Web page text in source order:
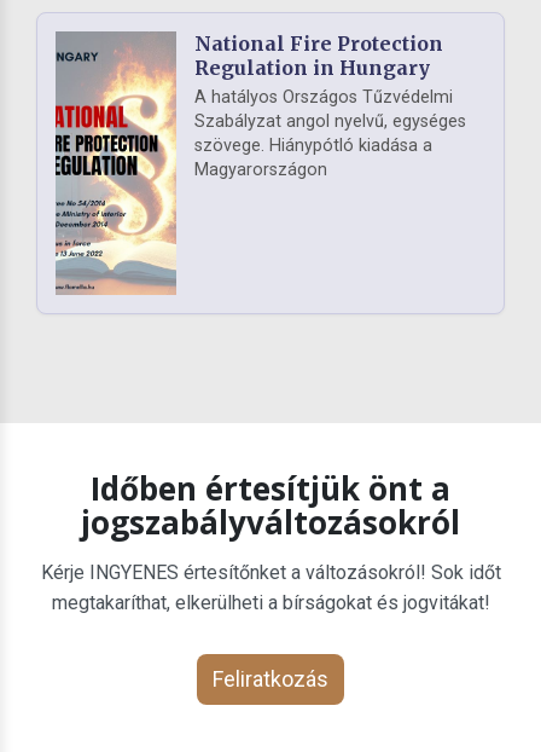
National Fire Protection
Regulation in Hungary
A hatályos Országos Tűzvédelmi
Szabályzat angol nyelvű, egységes
szövege. Hiánypótló kiadása a
Magyarországon
Időben értesítjük önt a
jogszabályváltozásokról
Kérje INGYENES értesítőnket a változásokról! Sok időt
megtakaríthat, elkerülheti a bírságokat és jogvitákat!
Feliratkozás